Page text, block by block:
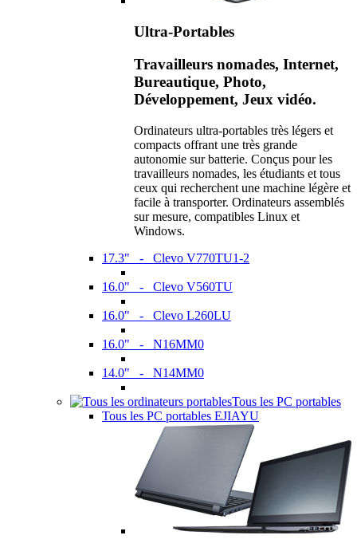
Ultra-Portables
Travailleurs nomades, Internet,
Bureautique, Photo,
Développement, Jeux vidéo.
Ordinateurs ultra-portables très légers et
compacts offrant une très grande
autonomie sur batterie. Conçus pour les
travailleurs nomades, les étudiants et tous
ceux qui recherchent une machine légère et
facile à transporter. Ordinateurs assemblés
sur mesure, compatibles Linux et
Windows.
17.3" - Clevo V770TU1-2
16.0" - Clevo V560TU
16.0" - Clevo L260LU
16.0" - N16MM0
14.0" - N14MM0
Tous les PC portables
Tous les PC portables EJIAYU